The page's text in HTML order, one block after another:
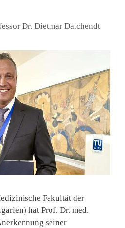
Dr. Dietmar Daichendt
Fakultät der
hat Prof. Dr. med.
seiner